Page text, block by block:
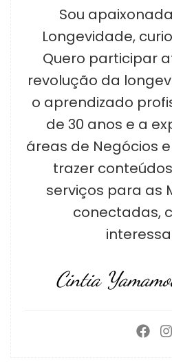
Sou
Longevidade,
Quero participar
revolução da
o aprendizado
de 30 anos e a
áreas de Negócios
trazer
serviços para as
conectadas,
Cintia